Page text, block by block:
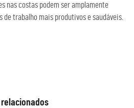
nas costas podem ser amplamente
de trabalho mais produtivos e saudáveis.